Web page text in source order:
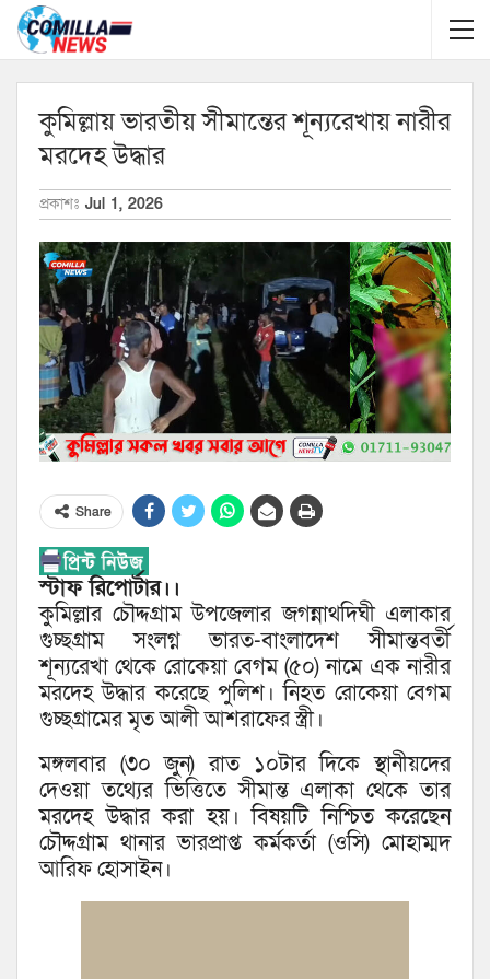
কুমিল্লায় ভারতীয় সীমান্তের শূন্যরেখায় নারীর
মরদেহ উদ্ধার
প্রকাশঃ Jul 1, 2026
Share
স্টাফ রিপোর্টার।।
কুমিল্লার চৌদ্দগ্রাম উপজেলার জগন্নাথদিঘী এলাকার
গুচ্ছগ্রাম সংলগ্ন ভারত-বাংলাদেশ সীমান্তবর্তী
শূন্যরেখা থেকে রোকেয়া বেগম (৫০) নামে এক নারীর
মরদেহ উদ্ধার করেছে পুলিশ। নিহত রোকেয়া বেগম
গুচ্ছগ্রামের মৃত আলী আশরাফের স্ত্রী।
মঙ্গলবার (৩০ জুন) রাত ১০টার দিকে স্থানীয়দের
দেওয়া তথ্যের ভিত্তিতে সীমান্ত এলাকা থেকে তার
মরদেহ উদ্ধার করা হয়। বিষয়টি নিশ্চিত করেছেন
চৌদ্দগ্রাম থানার ভারপ্রাপ্ত কর্মকর্তা (ওসি) মোহাম্মদ
আরিফ হোসাইন।